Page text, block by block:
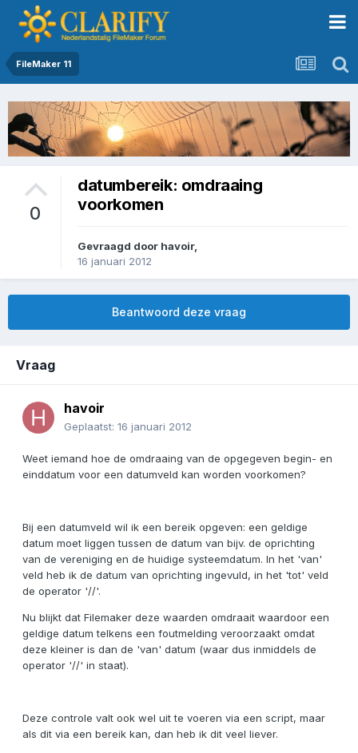
FileMaker 11
0
datumbereik: omdraaing
voorkomen
Gevraagd door havoir,
16 januari 2012
Beantwoord deze vraag
Vraag
havoir
Geplaatst: 16 januari 2012
Weet iemand hoe de omdraaing van de opgegeven begin- en
einddatum voor een datumveld kan worden voorkomen?
Bij een datumveld wil ik een bereik opgeven: een geldige
datum moet liggen tussen de datum van bijv. de oprichting
van de vereniging en de huidige systeemdatum. In het 'van'
veld heb ik de datum van oprichting ingevuld, in het 'tot' veld
de operator '//'.
Nu blijkt dat Filemaker deze waarden omdraait waardoor een
geldige datum telkens een foutmelding veroorzaakt omdat
deze kleiner is dan de 'van' datum (waar dus inmiddels de
operator '//' in staat).
Deze controle valt ook wel uit te voeren via een script, maar
als dit via een bereik kan, dan heb ik dit veel liever.